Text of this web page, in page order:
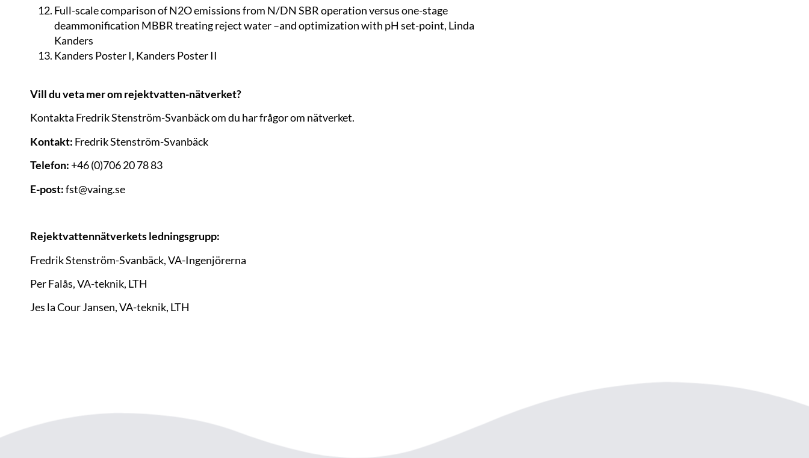
Full-scale comparison of N2O emissions from N/DN SBR operation versus one-stage
deammonification MBBR treating reject water –and optimization with pH set-point, Linda
Kanders
Kanders Poster I, Kanders Poster II
Vill du veta mer om rejektvatten-nätverket?
Kontakta Fredrik Stenström-Svanbäck om du har frågor om nätverket.
Kontakt: Fredrik Stenström-Svanbäck
Telefon:+46 (0)706 20 78 83
E-post:fst@vaing.se
Rejektvattennätverkets ledningsgrupp:
Fredrik Stenström-Svanbäck, VA-Ingenjörerna
Per Falås, VA-teknik, LTH
Jes la Cour Jansen, VA-teknik, LTH